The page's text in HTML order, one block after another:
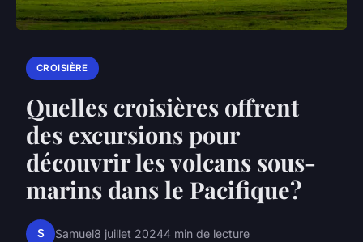
CROISIÈRE
Quelles croisières offrent
des excursions pour
découvrir les volcans sous-
marins dans le Pacifique?
S Samuel8 juillet 20244 min de lecture